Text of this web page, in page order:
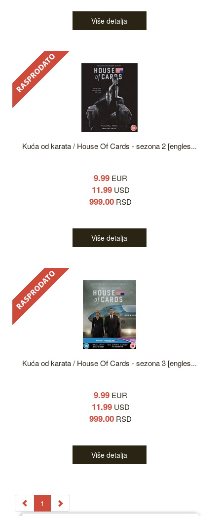
Više detalja
Kuća od karata / House Of Cards - sezona 2 [engles...
9.99 EUR
11.99USD
999.00 RSD
Više detalja
Kuća od karata / House Of Cards - sezona 3 [engles...
9.99 EUR
11.99USD
999.00 RSD
Više detalja
1